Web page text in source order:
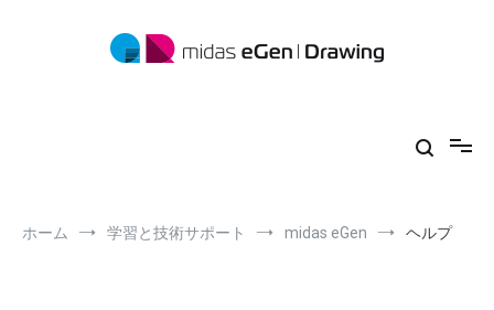
ホーム 学習と技術サポート midas eGen ヘルプ